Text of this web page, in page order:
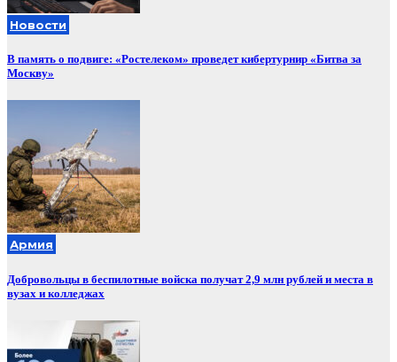
Новости
В память о подвиге: «Ростелеком» проведет кибертурнир «Битва за
Москву»
Армия
Добровольцы в беспилотные войска получат 2,9 млн рублей и места в
вузах и колледжах